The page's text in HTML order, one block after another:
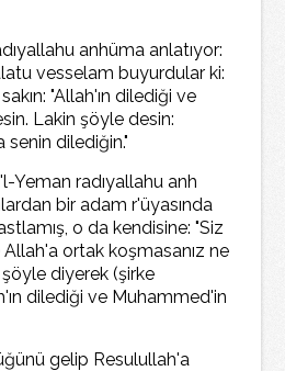
anhüma anlatıyor:
vesselam buyurdular ki:
"Allah'ın dilediği ve
Lakin şöyle desin:
senin dilediğin."
Yeman radıyallahu anh
bir adam r'üyasında
o da kendisine: "Siz
ortak koşmasanız ne
şöyle diyerek (şirke
dilediği ve Muhammed'in
gelip Resulullah'a